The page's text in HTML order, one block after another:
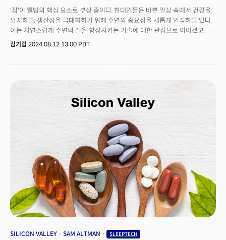
집에서 간편하게 수면 상태를 매일 측정할 수 있게 됐다. 시중에 나와 있는
다양한 ‘슬립트래커’가 그 대안이 될 수 있다. 에이슬립(Asleep) 이동헌 대표로
부터 다양한 생체 신호를 활용한 상용 슬립트래커들과 슬립테크 시장에 대한
설명을 들어봤다.
'잠'이 웰빙의 핵심 요소로 부상 중이다. 현대인들은 바쁜 일상 속에서 건강을
유지하고, 생산성을 극대화하기 위해 수면의 중요성을 새롭게 인식하고 있다.
이는 자연스럽게 수면의 질을 향상시키는 기술에 대한 관심으로 이어졌고,
사람들은 운동과 식단관리 만큼이나 '좋은 잠'에 투자하기 시작했다.현대인의
그것이다. 수면(Sleep)과 경제학(Economics)의 합성어인 슬리포노믹스는
있다. 배경에는 인공지능(AI)과 사물인터넷(IoT)의 발전으로 날개를 단
슬립테크(SleepTech)가 있다. 슬립테크는 잠(Sleep)과 기술(Technology)의
합성어다. 수면의 질을 개선하고 관련 문제를 해결하기 위해 첨단 기술을
활용하는 제품과 솔루션을 통칭한다. 이 산업은 크게 수면 향상과 관련된 제품,
수면 모니터링 기술, 수면 환경 조성 제품, 그리고 수면 건강 관리 서비스
등으로 분류된다. 수면 향상을 위한 제품에는 편안한 잠자리를 제공하는
매트리스, 베개, 침구류 등이 있으며, 수면의 질을 높이기 위한 스마트
디바이스와 웨어러블 기기도 포함된다. 수면 모니터링 기술은 사용자의 수면
패턴을 분석해 최적의 수면 환경을 제안한다. AI 기반 솔루션과 연동돼 개인
맞춤형 수면 코칭을 제공할 수 있다. 또한, 수면 환경을 조성하기 위한 조명,
소음 방지 제품, 온도 조절 장치 등도 포함된다.수면 관리 서비스는 수면
장애를 겪는 사람들을 위한 진단 및 치료 프로그램이다. 수면 전문 병원에서
김기림 2024.08.12 13:00 PDT
SILICON VALLEY SAM ALTMAN SLEEPTECH